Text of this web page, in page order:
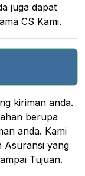
juga dapat
CS Kami.
kiriman anda.
berupa
anda. Kami
Asuransi yang
Tujuan.